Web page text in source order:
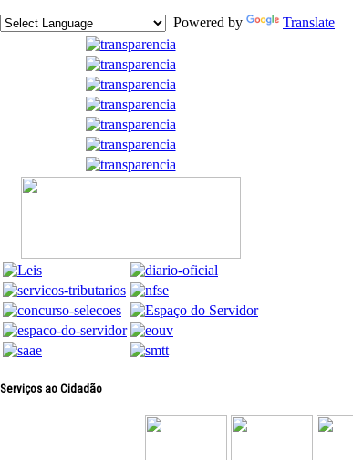
Powered by
Translate
Serviços ao Cidadão